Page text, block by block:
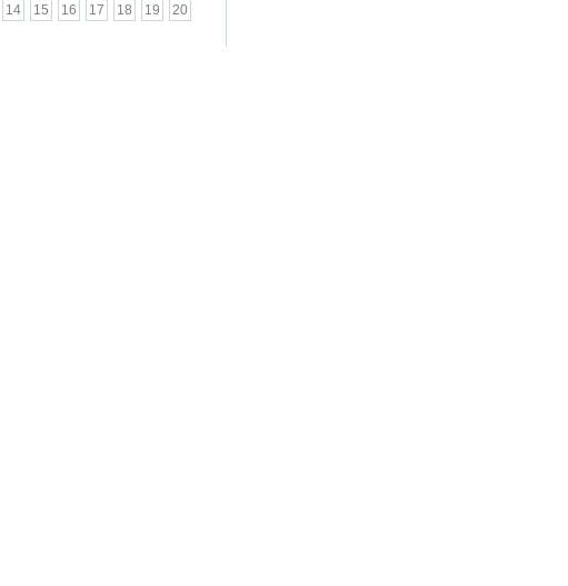
14 15 16 17 18 19
20